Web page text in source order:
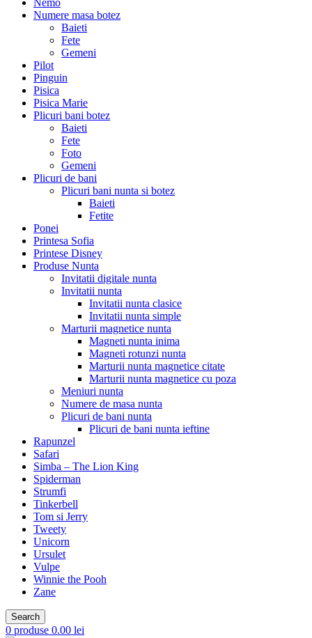
Nemo
Numere masa botez
Baieti
Fete
Gemeni
Pilot
Pinguin
Pisica
Pisica Marie
Plicuri bani botez
Baieti
Fete
Foto
Gemeni
Plicuri de bani
Plicuri bani nunta si botez
Baieti
Fetite
Ponei
Printesa Sofia
Printese Disney
Produse Nunta
Invitatii digitale nunta
Invitatii nunta
Invitatii nunta clasice
Invitatii nunta simple
Marturii magnetice nunta
Magneti nunta inima
Magneti rotunzi nunta
Marturii nunta magnetice citate
Marturii nunta magnetice cu poza
Meniuri nunta
Numere de masa nunta
Plicuri de bani nunta
Plicuri de bani nunta ieftine
Rapunzel
Safari
Simba – The Lion King
Spiderman
Strumfi
Tinkerbell
Tom si Jerry
Tweety
Unicorn
Ursulet
Vulpe
Winnie the Pooh
Zane
Search
0 produse 0.00 lei